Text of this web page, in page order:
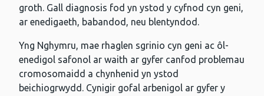
groth. Gall diagnosis fod yn ystod y cyfnod cyn geni,
ar enedigaeth, babandod, neu blentyndod.
Yng Nghymru, mae rhaglen sgrinio cyn geni ac ôl-
enedigol safonol ar waith ar gyfer canfod problemau
cromosomaidd a chynhenid yn ystod
beichiogrwydd. Cynigir gofal arbenigol ar gyfer y